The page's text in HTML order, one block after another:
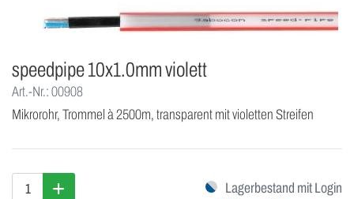
speedpipe 10x1.0mm violett
Art.-Nr.: 00908
Mikrorohr, Trommel à 2500m, transparent mit violetten Streifen
Lagerbestand mit Login